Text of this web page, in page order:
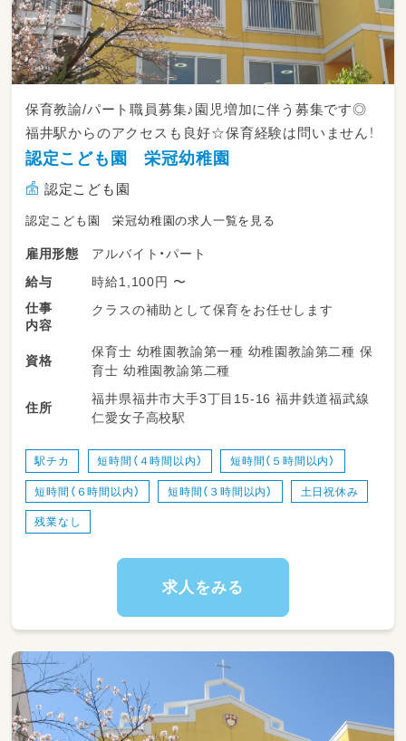
保育教諭/パート職員募集♪園児増加に伴う募集です◎
福井駅からのアクセスも良好☆保育経験は問いません！
認定こども園 栄冠幼稚園
認定こども園
認定こども園 栄冠幼稚園の求人一覧を見る
雇用形態
アルバイト・パート
給与
時給1,100円 〜
仕事
内容
クラスの補助として保育をお任せします
資格
保育士 幼稚園教諭第一種 幼稚園教諭第二種 保
育士 幼稚園教諭第二種
住所
福井県福井市大手3丁目15-16 福井鉄道福武線
仁愛女子高校駅
駅チカ 短時間（４時間以内） 短時間（５時間以内）
短時間（６時間以内） 短時間（３時間以内） 土日祝休み
残業なし
求人をみる